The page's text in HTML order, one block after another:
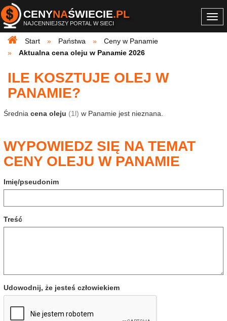
CENYNAŚWIECIE.PL
NAJCENNIEJSZY PORTAL W SIECI
Start
Państwa
Ceny w Panamie
Aktualna cena oleju w Panamie 2026
ILE KOSZTUJE OLEJ W
PANAMIE?
Średnia cena oleju (1l) w Panamie jest nieznana.
WYPOWIEDZ SIĘ NA TEMAT
CENY OLEJU W PANAMIE
Imię/pseudonim
Treść
Udowodnij, że jesteś człowiekiem